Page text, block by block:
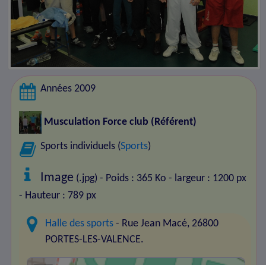
Années 2009
Musculation Force club (Référent)
Sports individuels (Sports)
Image (.jpg) - Poids : 365 Ko - largeur : 1200 px
- Hauteur : 789 px
Halle des sports - Rue Jean Macé, 26800
PORTES-LES-VALENCE.